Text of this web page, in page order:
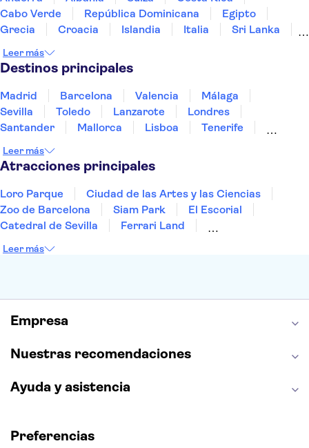
Cabo Verde
República Dominicana
Egipto
Grecia
Croacia Islandia Italia
Sri Lanka
Portugal
Tailandia
Leer más
Destinos principales
Madrid Barcelona Valencia
Málaga
Sevilla
Toledo Lanzarote
Londres
Santander
Mallorca Lisboa
Tenerife
Bilbao
Menorca Granada
Leer más
Atracciones principales
Loro Parque
Ciudad de las Artes y las Ciencias
Zoo de Barcelona
Siam Park
El Escorial
Catedral de Sevilla
Ferrari Land
Montserrat
Parque Warner
Leer más
Empresa
Nuestras recomendaciones
Ayuda y asistencia
Preferencias